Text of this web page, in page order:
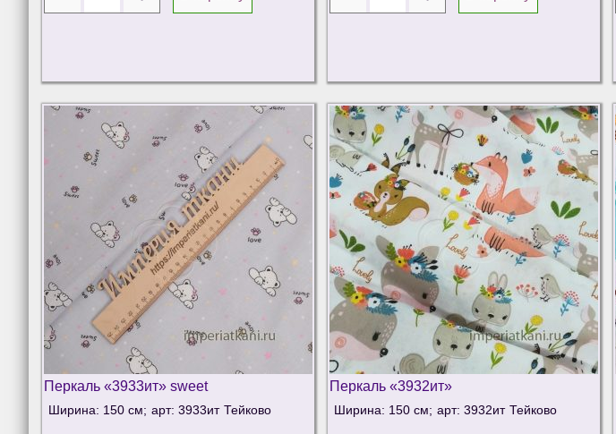
Перкаль «3933ит» sweet
Ширина: 150 см; арт: 3933ит Тейково
Перкаль «3932ит»
Ширина: 150 см; арт: 3932ит Тейково